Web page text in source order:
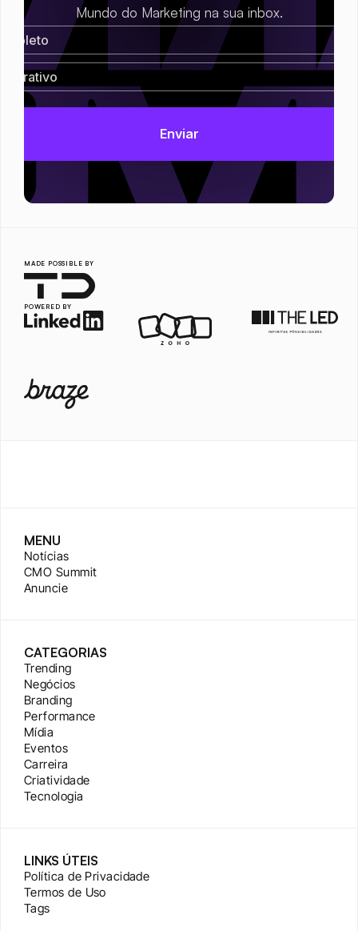
Mundo do Marketing na sua inbox.
MADE POSSIBLE BY
POWERED BY
MENU
Notícias
CMO Summit
Anuncie
CATEGORIAS
Trending
Negócios
Branding
Performance
Mídia
Eventos
Carreira
Criatividade
Tecnologia
LINKS ÚTEIS
Política de Privacidade
Termos de Uso
Tags